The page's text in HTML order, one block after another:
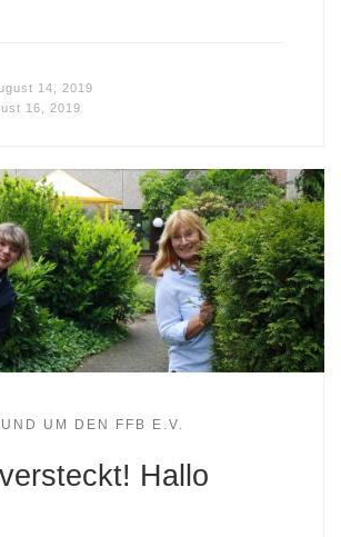
14, 2019
16, 2019
UM DEN FFB E.V.
Hallo